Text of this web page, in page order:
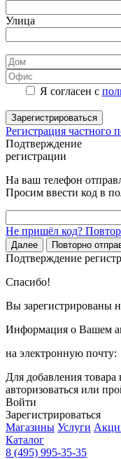
Улица
Я согласен с
Зарегистрироваться
Регистрация частного
Подтверждение
регистрации
На ваш телефон
Просим ввести код в
Не пришёл код?
Далее Повторно
Подтверждение
Спасибо!
Вы зарегистрированы
Информация о Вашем
на электронную почту:
Для добавления
авторизоваться или
Войти
Зарегистрироваться
Магазины Услуги
Каталог
8 (495) 995-35-35